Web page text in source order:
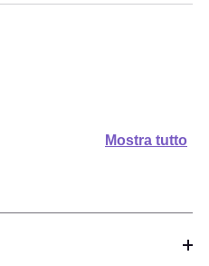
Mostra tutto